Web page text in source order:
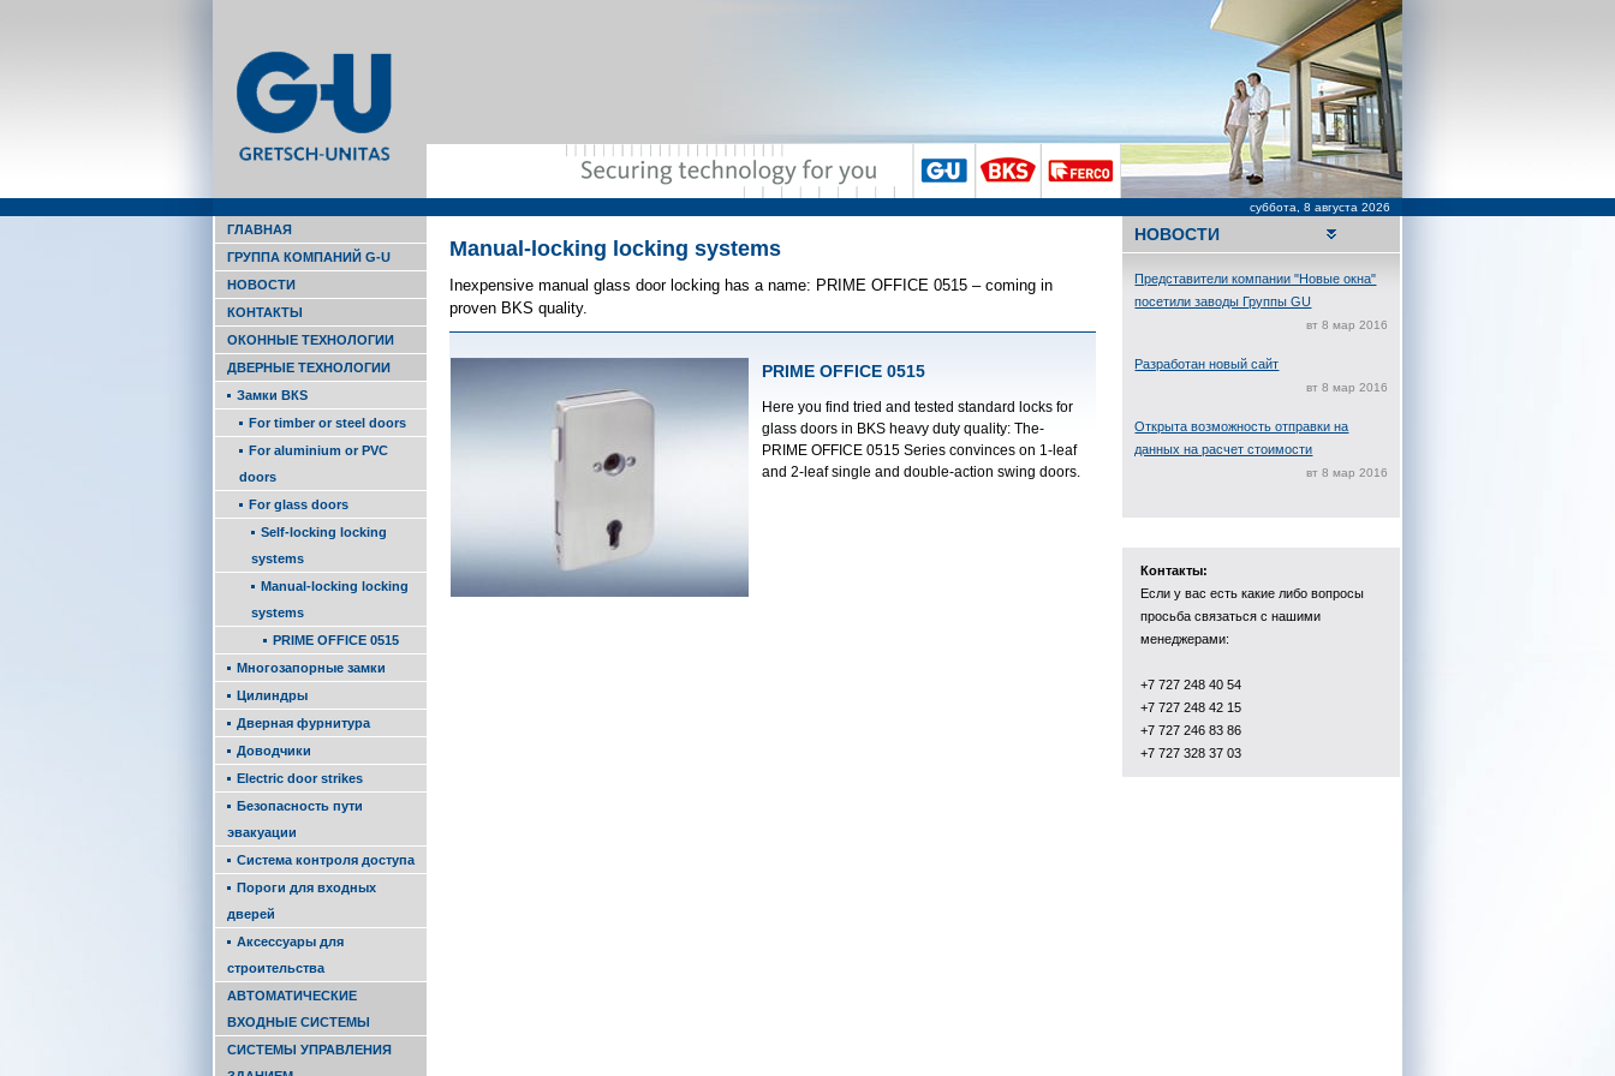
суббота, 8 августа 2026
ГЛАВНАЯ
ГРУППА КОМПАНИЙ G-U
НОВОСТИ
КОНТАКТЫ
ОКОННЫЕ ТЕХНОЛОГИИ
ДВЕРНЫЕ ТЕХНОЛОГИИ
Замки ВКS
For timber or steel doors
For alu­minium or PVC
doors
For glass doors
Self-locking locking
sys­tems
Manual-locking locking
sys­tems
PRIME OFFICE 0515
Многозапорные замки
Цилиндры
Дверная фурнитура
Доводчики
Electric door strikes
Безопасность пути
эвакуации
Система контроля доступа
Пороги для входных
дверей
Аксессуары для
строительства
АВТОМАТИЧЕСКИЕ
ВХОДНЫЕ СИСТЕМЫ
СИСТЕМЫ УПРАВЛЕНИЯ
Manual-locking locking sys­tems
Inexpen­sive manual glass door locking has a name: PRIME OFFICE 0515 – coming in
proven BKS quality.
PRIME OFFICE 0515
Here you find tried and tested standard locks for
glass doors in BKS heavy duty quality: The­
PRIME OFFICE 0515 Series convinces on 1-leaf
and 2-leaf single and double-action swing doors.
НОВОСТИ
Представители компании "Новые окна"
посетили заводы Группы GU
вт 8 мар 2016
Разработан новый сайт
вт 8 мар 2016
Открыта возможность отправки на
данных на расчет стоимости
вт 8 мар 2016
Контакты:
Если у вас есть какие либо вопросы
просьба связаться с нашими
менеджерами:
+7 727 248 40 54
+7 727 248 42 15
+7 727 246 83 86
+7 727 328 37 03